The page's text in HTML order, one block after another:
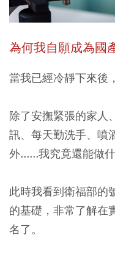
為何我自願成為國
當我已經冷靜下來後
除了安撫緊張的家人
訊、每天勤洗手、噴
外......我究竟還能做
此時我看到衛福部的
的基礎，非常了解在
名了。